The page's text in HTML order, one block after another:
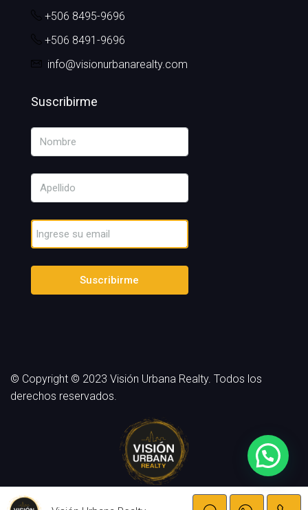
+506 8495-9696
+506 8491-9696
info@visionurbanarealty.com
Suscribirme
Suscribirme
© Copyright © 2023 Visión Urbana Realty. Todos los
derechos reservados.